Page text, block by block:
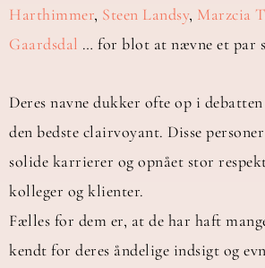
Harthimmer, Steen Landsy, Marzcia
Gaardsdal … for blot at nævne et par
Deres navne dukker ofte op i
den bedste clairvoyant. Disse
solide karrierer og opnået stor
kolleger og klienter.
Fælles for dem er, at de har haft
kendt for deres åndelige indsigt og